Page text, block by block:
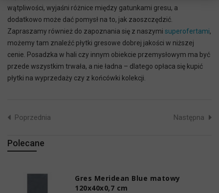
wątpliwości, wyjaśni różnice między gatunkami gresu, a
dodatkowo może dać pomysł na to, jak zaoszczędzić.
Zapraszamy również do zapoznania się z naszymi superofertami,
możemy tam znaleźć płytki gresowe dobrej jakości w niższej
cenie. Posadzka w hali czy innym obiekcie przemysłowym ma być
przede wszystkim trwała, a nie ładna – dlatego opłaca się kupić
płytki na wyprzedaży czy z końcówki kolekcji.
Poprzednia Następna
Polecane
Gres Meridean Blue matowy
120x40x0,7 cm